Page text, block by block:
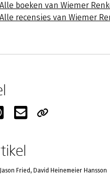
Alle boeken van Wiemer
Alle recensies van Wiemer
Jason Fried, David Heinemeier Hansson